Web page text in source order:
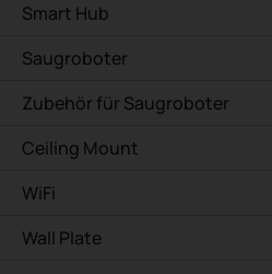
Smart Hub
Saugroboter
Zubehör für Saugroboter
Ceiling Mount
WiFi
Wall Plate